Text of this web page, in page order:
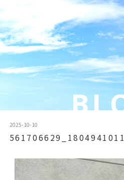
2025-10-10